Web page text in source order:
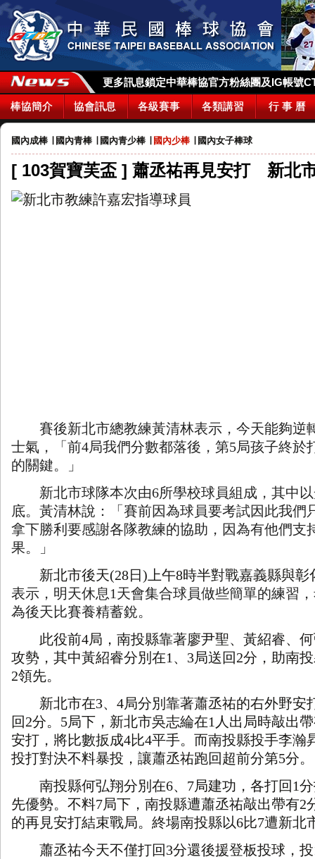
更多訊息鎖定中華棒協官方粉絲團及IG帳號
棒協簡介 協會訊息 各級賽事 各類講習 行 事 曆
國內成棒 國內青棒 國內青少棒 國內少棒 國內女子棒球
[ 103賀寶芙盃 ] 蕭丞祐再見安打 新北
賽後新北市總教練黃清林表示，今天能夠逆
士氣，「前4局我們分數都落後，第5局孩子終於
的關鍵。」
新北市球隊本次由6所學校球員組成，其中
底。黃清林說：「賽前因為球員要考試因此我們
拿下勝利要感謝各隊教練的協助，因為有他們支
果。」
新北市後天(28日) 上午8時半對戰嘉義縣與彰
表示，明天休息1天會集合球員做些簡單的練習
為後天比賽養精蓄銳。
此役前4局，南投縣靠著廖尹聖、黃紹睿、
攻勢，其中黃紹睿分別在1 、 3局送回2分，助南
2領先。
新北市在3、 4局分別靠著蕭丞祐的右外野安
回2分。 5局下，新北市吳志綸在1 人出局時敲出
安打，將比數扳成4比4平手。而南投縣投手李瀚
投打對決不料暴投，讓蕭丞祐跑回超前分第5分。
南投縣何弘翔分別在6、 7局建功，各打回1
先優勢。不料7局下，南投縣遭蕭丞祐敲出帶有2
的再見安打結束戰局。終場南投縣以6比7遭新北
蕭丞祐今天不僅打回3分還後援登板投球，投